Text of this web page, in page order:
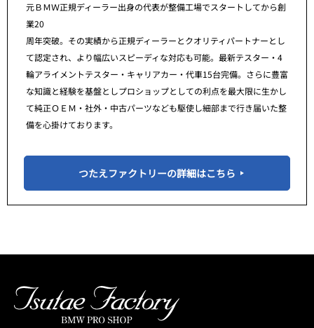
元ＢＭＷ正規ディーラー出身の代表が整備工場でスタートしてから創
業20
周年突破。その実績から正規ディーラーとクオリティパートナーとし
て認定され、より幅広いスピーディな対応も可能。最新テスター・4
輪アライメントテスター・キャリアカー・代車15台完備。さらに豊富
な知識と経験を基盤としプロショップとしての利点を最大限に生かし
て純正ＯＥＭ・社外・中古パーツなども駆使し細部まで行き届いた整
備を心掛けております。
つたえファクトリーの詳細はこちら